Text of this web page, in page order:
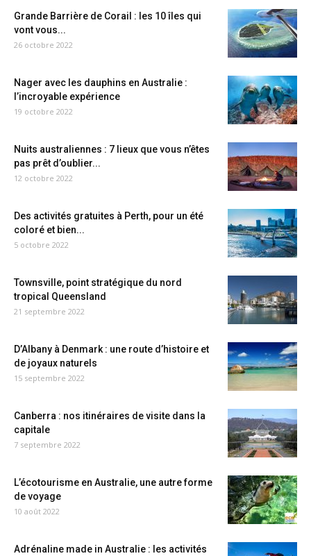
Grande Barrière de Corail : les 10 îles qui
vont vous...
26 octobre 2022
Nager avec les dauphins en Australie :
l’incroyable expérience
19 octobre 2022
Nuits australiennes : 7 lieux que vous n’êtes
pas prêt d’oublier...
12 octobre 2022
Des activités gratuites à Perth, pour un été
coloré et bien...
5 octobre 2022
Townsville, point stratégique du nord
tropical Queensland
21 septembre 2022
D’Albany à Denmark : une route d’histoire et
de joyaux naturels
15 septembre 2022
Canberra : nos itinéraires de visite dans la
capitale
7 septembre 2022
L’écotourisme en Australie, une autre forme
de voyage
10 août 2022
Adrénaline made in Australie : les activités